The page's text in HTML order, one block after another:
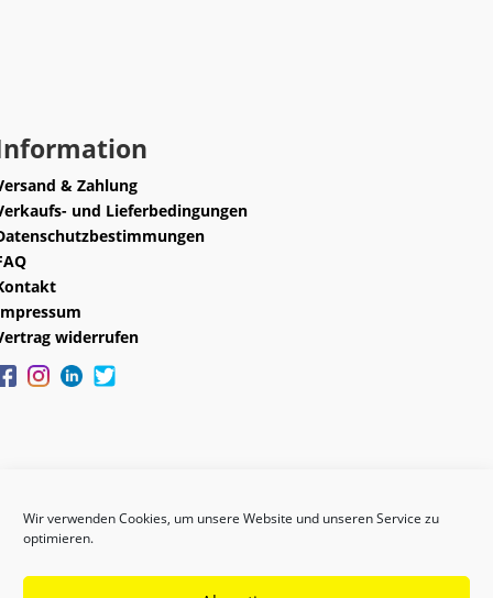
Wir verwenden Cookies, um unsere Website und unseren Service zu
optimieren.
& Zahlung
und Lieferbedingungen
widerrufen